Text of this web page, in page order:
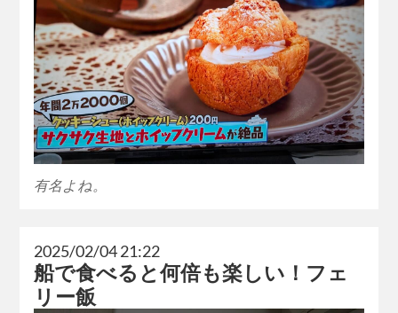
有名よね。
2025/02/04 21:22
船で食べると何倍も楽しい！フェ
リー飯